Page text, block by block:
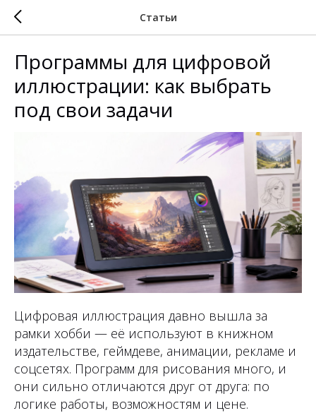
Статьи
Программы для цифровой
иллюстрации: как выбрать
под свои задачи
Цифровая иллюстрация давно вышла за
рамки хобби — её используют в книжном
издательстве, геймдеве, анимации, рекламе и
соцсетях. Программ для рисования много, и
они сильно отличаются друг от друга: по
логике работы, возможностям и цене.